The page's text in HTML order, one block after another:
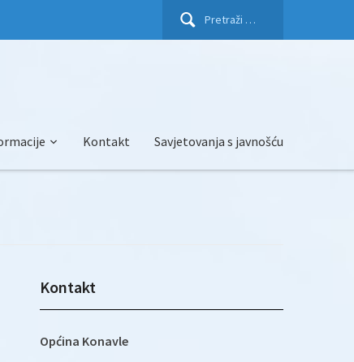
Pretraži:
Kontakt Savjetovanja s javnošću
Kontakt
Općina Konavle